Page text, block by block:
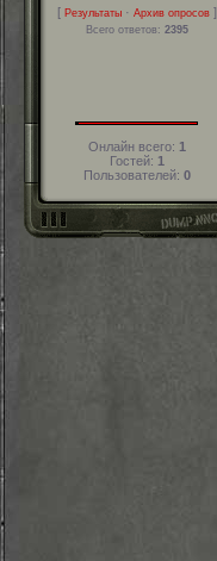
[ Результаты· Архив опросов]
Всего ответов: 2395
Онлайн всего: 1
Гостей: 1
Пользователей: 0